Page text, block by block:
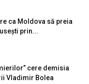
ca Moldova să preia
prin...
cere demisia
Vladimir Bolea